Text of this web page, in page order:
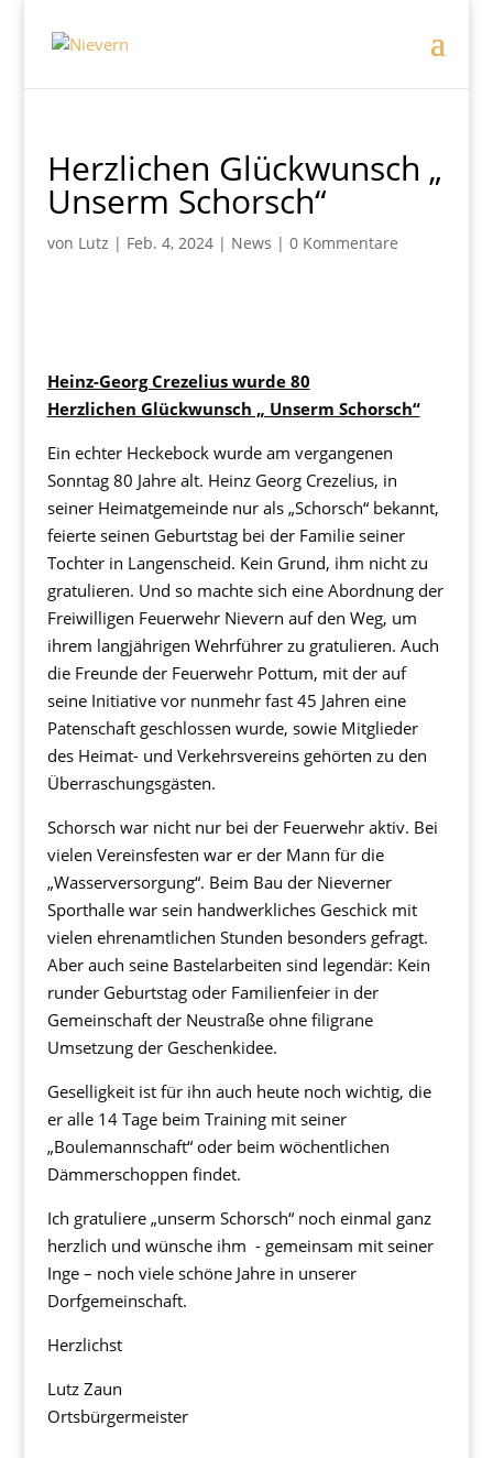
Herzlichen Glückwunsch „
Unserm Schorsch“
von Lutz | Feb. 4, 2024| News | 0 Kommentare
Heinz-Georg Crezelius wurde 80
Herzlichen Glückwunsch „ Unserm Schorsch“
Ein echter Heckebock wurde am vergangenen
Sonntag 80 Jahre alt. Heinz Georg Crezelius, in
seiner Heimatgemeinde nur als „Schorsch“ bekannt,
feierte seinen Geburtstag bei der Familie seiner
Tochter in Langenscheid. Kein Grund, ihm nicht zu
gratulieren. Und so machte sich eine Abordnung der
Freiwilligen Feuerwehr Nievern auf den Weg, um
ihrem langjährigen Wehrführer zu gratulieren. Auch
die Freunde der Feuerwehr Pottum, mit der auf
seine Initiative vor nunmehr fast 45 Jahren eine
Patenschaft geschlossen wurde, sowie Mitglieder
des Heimat- und Verkehrsvereins gehörten zu den
Überraschungsgästen.
Schorsch war nicht nur bei der Feuerwehr aktiv. Bei
vielen Vereinsfesten war er der Mann für die
„Wasserversorgung“. Beim Bau der Nieverner
Sporthalle war sein handwerkliches Geschick mit
vielen ehrenamtlichen Stunden besonders gefragt.
Aber auch seine Bastelarbeiten sind legendär: Kein
runder Geburtstag oder Familienfeier in der
Gemeinschaft der Neustraße ohne filigrane
Umsetzung der Geschenkidee.
Geselligkeit ist für ihn auch heute noch wichtig, die
er alle 14 Tage beim Training mit seiner
„Boulemannschaft“ oder beim wöchentlichen
Dämmerschoppen findet.
Ich gratuliere „unserm Schorsch“ noch einmal ganz
herzlich und wünsche ihm - gemeinsam mit seiner
Inge – noch viele schöne Jahre in unserer
Dorfgemeinschaft.
Herzlichst
Lutz Zaun
Ortsbürgermeister